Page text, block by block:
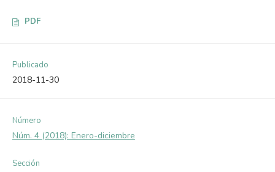
PDF
Publicado
2018-11-30
Número
Núm. 4 (2018): Enero-diciembre
Sección